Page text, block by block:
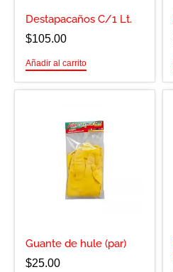
Destapacaños C/1 Lt.
$105.00
Añadir al carrito
Guante de hule (par)
$25.00